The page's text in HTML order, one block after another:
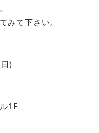
みて下さい。
)
1F